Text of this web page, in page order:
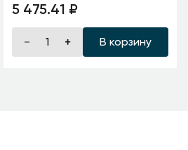
5 475.41 ₽
В корзину